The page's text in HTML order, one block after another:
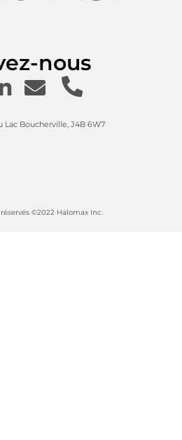
nous
Lac Boucherville, J4B 6W7
©2022 Halomax Inc.